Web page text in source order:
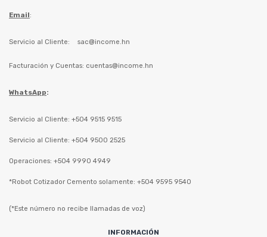
Email:
Servicio al Cliente: sac@income.hn
Facturación y Cuentas: cuentas@income.hn
WhatsApp:
Servicio al Cliente: +504 9515 9515
Servicio al Cliente: +504 9500 2525
Operaciones: +504 9990 4949
*Robot Cotizador Cemento solamente: +504 9595 9540
(*Este número no recibe llamadas de voz)
INFORMACIÓN